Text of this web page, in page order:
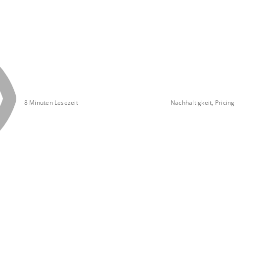
8 Minuten Lesezeit Nachhaltigkeit, Pricing